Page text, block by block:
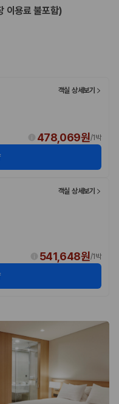
이용료 불포함)
객실 상세보기
478,069원/1박
객실 상세보기
541,648원/1박